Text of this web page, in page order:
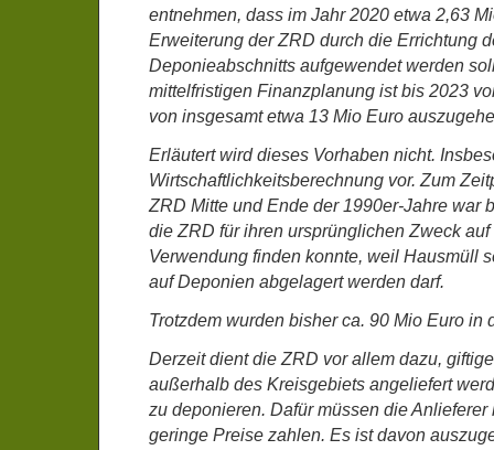
entnehmen, dass im Jahr 2020 etwa 2,63
Erweiterung der ZRD durch die Errichtung
Deponieabschnitts aufgewendet werden
mittelfristigen Finanzplanung ist bis 2023
von insgesamt etwa 13 Mio Euro
Erläutert wird dieses Vorhaben nicht.
Wirtschaftlichkeitsberechnung vor. Zum
ZRD Mitte und Ende der 1990er-Jahre war
die ZRD für ihren ursprünglichen Zweck
Verwendung finden konnte, weil Hausmüll
auf Deponien abgelagert werden darf.
Trotzdem wurden bisher ca. 90 Mio Euro in
Derzeit dient die ZRD vor allem dazu,
außerhalb des Kreisgebiets angeliefert
zu deponieren. Dafür müssen die Anlieferer
geringe Preise zahlen. Es ist davon